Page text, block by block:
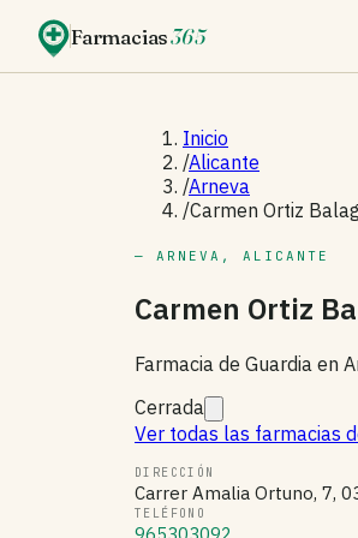
Farmacias365
Inicio
/Alicante
/Arneva
/Carmen Ortiz
— ARNEVA, ALICANTE
Carmen Ortiz
Farmacia de Guardia en
Cerrada
Ver todas las farmacias
DIRECCIÓN
Carrer Amalia Ortuno, 7,
TELÉFONO